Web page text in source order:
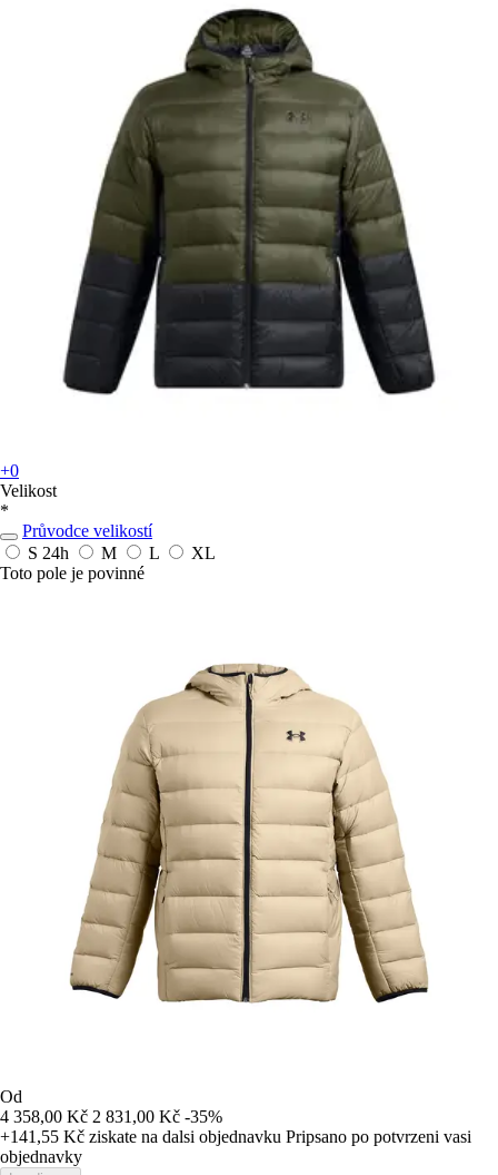
+0
Velikost
*
Průvodce velikostí
S 24h M L
XL
Toto pole je povinné
Od
4 358,00 Kč 2 831,00 Kč -35%
+141,55 Kč ziskate na dalsi objednavku Pripsano po potvrzeni vasi
objednavky